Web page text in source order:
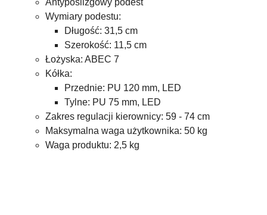
Antypoślizgowy podest
Wymiary podestu:
Długość: 31,5 cm
Szerokość: 11,5 cm
Łożyska: ABEC 7
Kółka:
Przednie: PU 120 mm, LED
Tylne: PU 75 mm, LED
Zakres regulacji kierownicy: 59 - 74 cm
Maksymalna waga użytkownika: 50 kg
Waga produktu: 2,5 kg